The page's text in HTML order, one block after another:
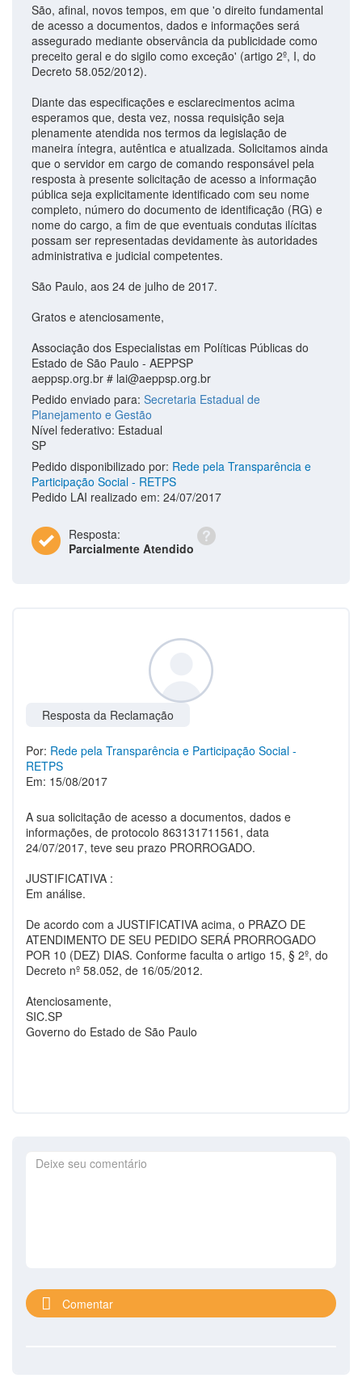
São, afinal, novos tempos, em que 'o direito fundamental
de acesso a documentos, dados e informações será
assegurado mediante observância da publicidade como
preceito geral e do sigilo como exceção' (artigo 2º, I, do
Decreto 58.052/2012).
Diante das especificações e esclarecimentos acima
esperamos que, desta vez, nossa requisição seja
plenamente atendida nos termos da legislação de
maneira íntegra, autêntica e atualizada. Solicitamos ainda
que o servidor em cargo de comando responsável pela
resposta à presente solicitação de acesso a informação
pública seja explicitamente identificado com seu nome
completo, número do documento de identificação (RG) e
nome do cargo, a fim de que eventuais condutas ilícitas
possam ser representadas devidamente às autoridades
administrativa e judicial competentes.
São Paulo, aos 24 de julho de 2017.
Gratos e atenciosamente,
Associação dos Especialistas em Políticas Públicas do
Estado de São Paulo - AEPPSP
aeppsp.org.br # lai@aeppsp.org.br
Pedido enviado para: Secretaria Estadual de
Planejamento e Gestão
Nível federativo: Estadual
SP
Pedido disponibilizado por: Rede pela Transparência e
Participação Social - RETPS
Pedido LAI realizado em: 24/07/2017
Resposta:
Parcialmente Atendido
Resposta da Reclamação
Por: Rede pela Transparência e Participação Social -
RETPS
Em: 15/08/2017
A sua solicitação de acesso a documentos, dados e
informações, de protocolo 863131711561, data
24/07/2017, teve seu prazo PRORROGADO.
JUSTIFICATIVA :
Em análise.
De acordo com a JUSTIFICATIVA acima, o PRAZO DE
ATENDIMENTO DE SEU PEDIDO SERÁ PRORROGADO
POR 10 (DEZ) DIAS. Conforme faculta o artigo 15, § 2º, do
Decreto nº 58.052, de 16/05/2012.
Atenciosamente,
SIC.SP
Governo do Estado de São Paulo
Comentar